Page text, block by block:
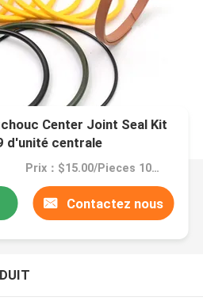
Center Joint Seal Kit
d'unité centrale
Prix：$15.00/Pieces 100-499 Pieces
Contactez nous